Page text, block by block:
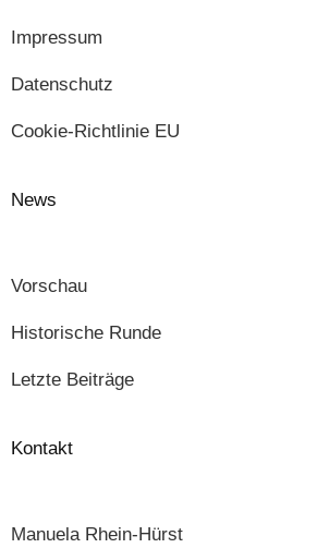
Impressum
Datenschutz
Cookie-Richtlinie EU
News
Vorschau
Historische Runde
Letzte Beiträge
Kontakt
Manuela Rhein-Hürst